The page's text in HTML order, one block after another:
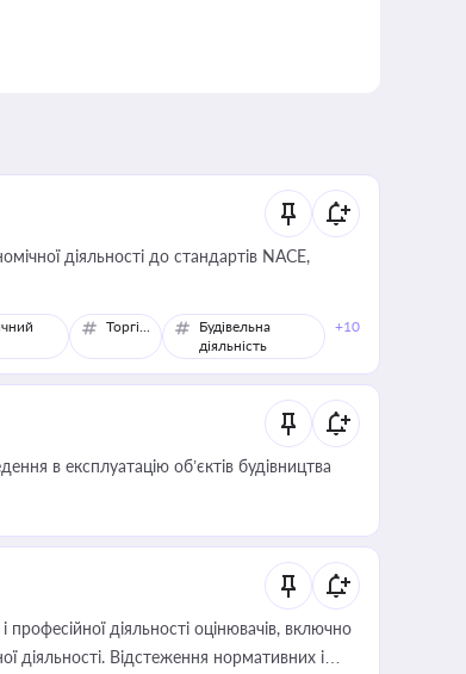
діяльності до стандартів NACE,
Торгівля
Будівельна
діяльність
+10
в експлуатацію об’єктів будівництва
діяльності оцінювачів, включно
діяльності. Відстеження нормативних і